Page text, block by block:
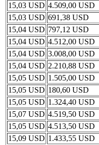
15,03 USD 4.509,00 USD
15,03 USD 691,38 USD
15,04 USD 797,12 USD
15,04 USD 4.512,00 USD
15,04 USD 3.008,00 USD
15,04 USD 2.210,88 USD
15,05 USD 1.505,00 USD
15,05 USD 180,60 USD
15,05 USD 1.324,40 USD
15,07 USD 4.519,50 USD
15,05 USD 4.513,50 USD
15,09 USD 1.433,55 USD